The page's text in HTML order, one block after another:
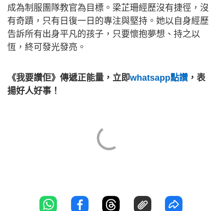
成為制服團隊教官為目標。梁芷珊經歷沒有捷徑，沒
有奇蹟，只有日復一日的專注與堅持。她以自身經歷
告訴所有出身平凡的孩子，只要懷抱夢想、持之以
恆，終可發光發亮。
《我要讚佢》傳遞正能量，立即whatsapp點讚 ，表
揚好人好事！